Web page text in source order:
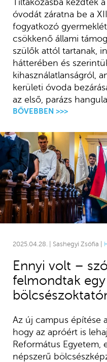
Tiltakozásba kezdtek
óvodát záratna be a
fogyatkozó
csökkenő állami
szülők attól tartanak,
hátterében és
kihasználatlanságról,
kerületi óvoda
az első, parázs
BŐVEBBEN >>>
2025.04.28. | Sashegyi Zsófia |
Ennyi volt –
felmondtak
Az új campus építése
hogy az apróért is
Református Egyetem,
népszerű